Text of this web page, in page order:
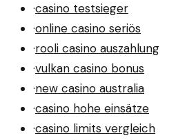
·casino testsieger
·online casino seriös
·rooli casino auszahlung
·vulkan casino bonus
·new casino australia
·casino hohe einsätze
·casino limits vergleich